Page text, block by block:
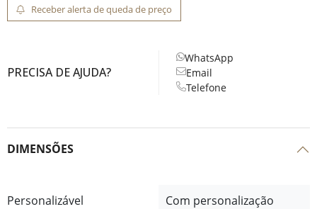
Receber alerta de queda de preço
PRECISA DE AJUDA?
WhatsApp
Email
Telefone
DIMENSÕES
Personalizável
Com personalização